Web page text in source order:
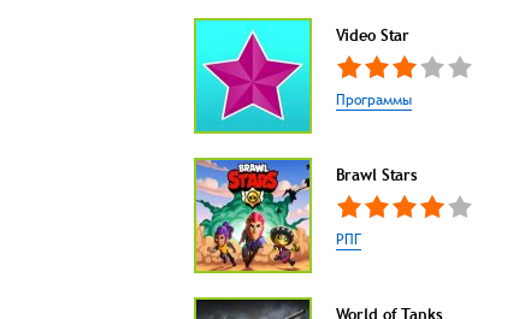
Video Star
Программы
Brawl Stars
РПГ
World of Tanks